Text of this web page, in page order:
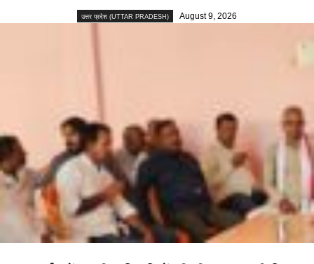
उत्तर प्रदेश (UTTAR PRADESH) August 9, 2026